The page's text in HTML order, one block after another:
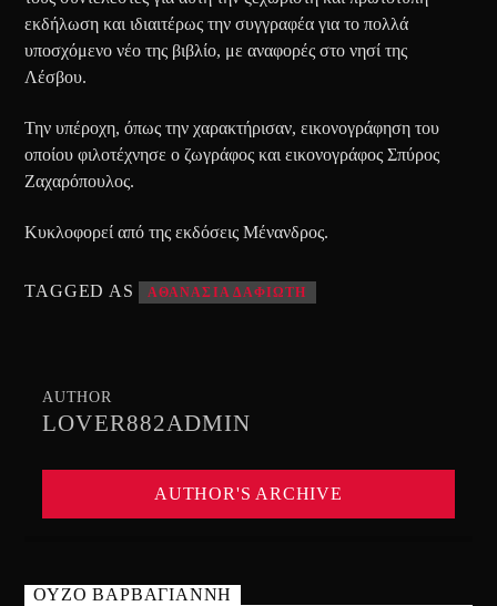
εκδήλωση και ιδιαιτέρως την συγγραφέα για το πολλά
υποσχόμενο νέο της βιβλίο, με αναφορές στο νησί της
Λέσβου.
Την υπέροχη, όπως την χαρακτήρισαν, εικονογράφηση του
οποίου φιλοτέχνησε ο ζωγράφος και εικονογράφος Σπύρος
Ζαχαρόπουλος.
Κυκλοφορεί από της εκδόσεις Μένανδρος.
TAGGED AS ΑΘΑΝΑΣΙΑ ΔΑΦΙΩΤΗ
AUTHOR
LOVER882ADMIN
AUTHOR'S ARCHIVE
ΟΥΖΟ ΒΑΡΒΑΓΙΑΝΝΗ